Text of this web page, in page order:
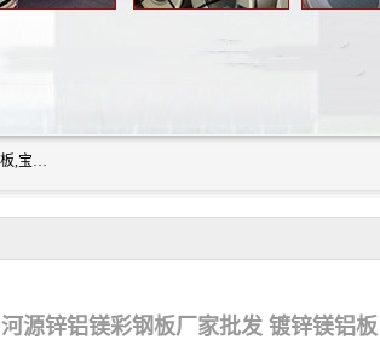
上海志辰实业有限公司主要经销:上海宝钢彩钢卷（宝钢总厂）台湾氟碳彩钢板,烨辉彩钢板,宝钢彩钢板,宝钢彩涂板,宝钢彩钢卷,马钢彩钢板,马钢彩钢卷,镀铝锌钢板,PVDF彩钢板,台湾烨辉彩钢板,高耐候彩钢板,硅改性彩钢板,规格齐全。
河源锌铝镁彩钢板厂家批发 镀锌镁铝板